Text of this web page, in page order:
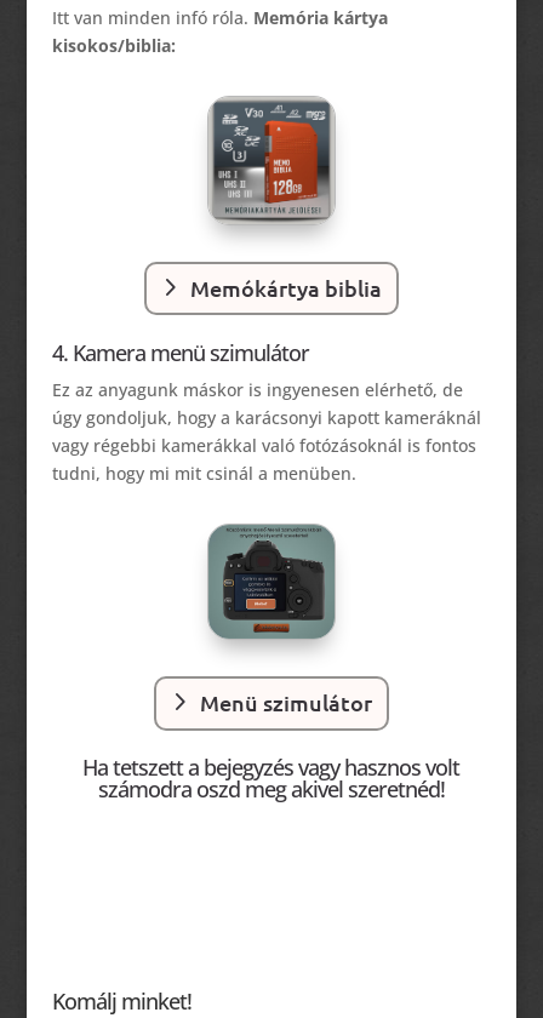
Itt van minden infó róla. Memória kártya
kisokos/biblia:
Memókártya biblia
4. Kamera menü szimulátor
Ez az anyagunk máskor is ingyenesen elérhető, de
úgy gondoljuk, hogy a karácsonyi kapott kameráknál
vagy régebbi kamerákkal való fotózásoknál is fontos
tudni, hogy mi mit csinál a menüben.
Menü szimulátor
Ha tetszett a bejegyzés vagy hasznos volt
számodra oszd meg akivel szeretnéd!
Komálj minket!